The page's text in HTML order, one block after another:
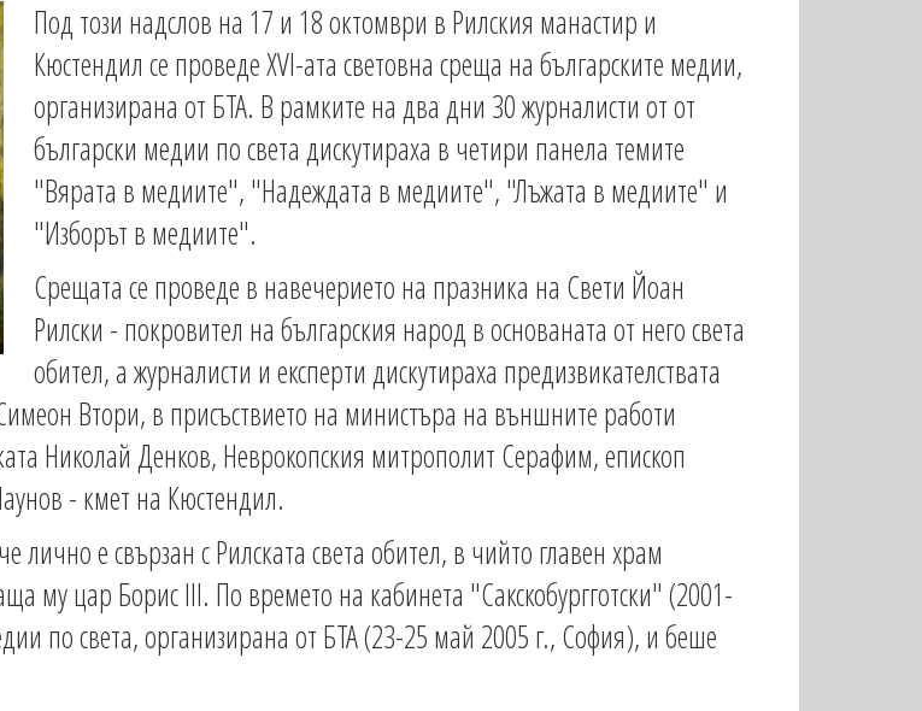
Под този надслов на 17 и 18 октомври в Рилския манастир и
Кюстендил се проведе XVI-ата световна среща на българските медии,
организирана от БТА. В рамките на два дни 30 журналисти от от
български медии по света дискутираха в четири панела темите
"Вярата в медиите", "Надеждата в медиите", "Лъжата в медиите" и
"Изборът в медиите".
Срещата се проведе в навечерието на празника на Свети Йоан
Рилски - покровител на българския народ в основаната от него света
обител, а журналисти и експерти дискутираха предизвикателствата
Втори, в присъствието на министъра на външните работи
Николай Денков, Неврокопския митрополит Серафим, епископ
- кмет на Кюстендил.
е свързан с Рилската света обител, в чийто главен храм
му цар Борис III. По времето на кабинета "Сакскобургготски" (2001-
по света, организирана от БТА (23-25 май 2005 г., София), и беше